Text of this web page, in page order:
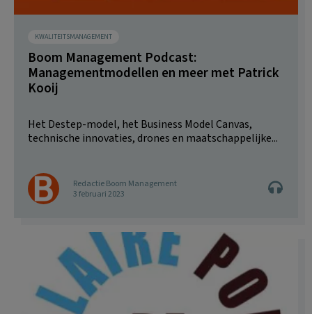
KWALITEITSMANAGEMENT
Boom Management Podcast:
Managementmodellen en meer met Patrick
Kooij
Het Destep-model, het Business Model Canvas,
technische innovaties, drones en maatschappelijke...
Redactie Boom Management
3 februari 2023